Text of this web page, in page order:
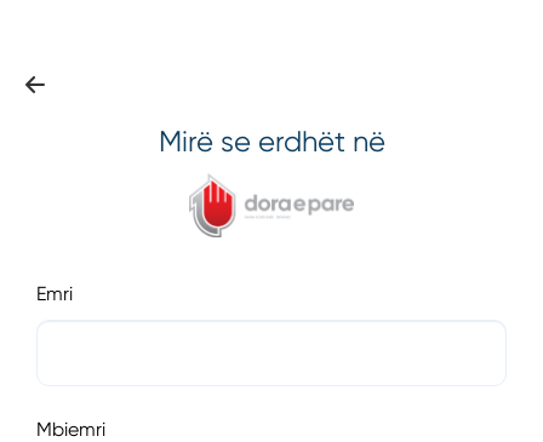
Mirë se erdhët në
Emri
Mbiemri